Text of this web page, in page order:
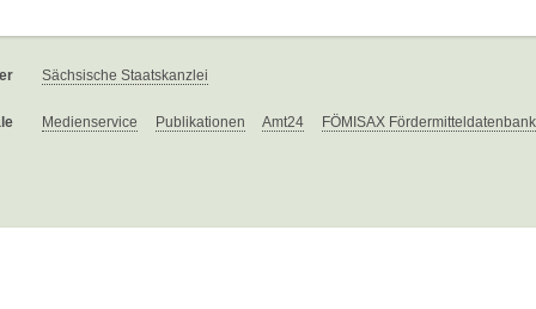
Sächsische Staatskanzlei
Medienservice Publikationen Amt24 FÖMISAX Fördermitteldatenbank